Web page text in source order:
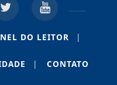
DO LEITOR |
| CONTATO